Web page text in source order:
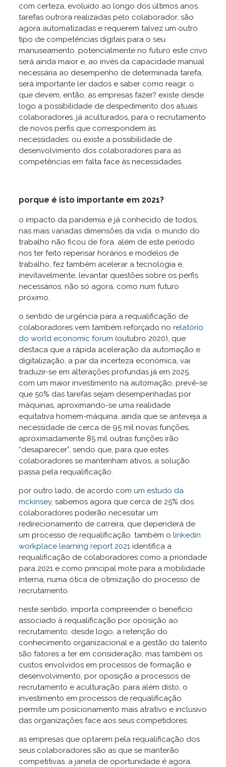
com certeza, evoluído ao longo dos últimos anos.
tarefas outrora realizadas pelo colaborador, são
agora automatizadas e requerem talvez um outro
tipo de competências digitais para o seu
manuseamento. potencialmente no futuro este crivo
será ainda maior e, ao invés da capacidade manual
necessária ao desempenho de determinada tarefa,
será importante ler dados e saber como reagir. o
que devem, então, as empresas fazer? existe desde
logo a possibilidade de despedimento dos atuais
colaboradores, já aculturados, para o recrutamento
de novos perfis que correspondem às
necessidades; ou existe a possibilidade de
desenvolvimento dos colaboradores para as
competências em falta face às necessidades.
porque é isto importante em 2021?
o impacto da pandemia é já conhecido de todos,
nas mais variadas dimensões da vida. o mundo do
trabalho não ficou de fora. além de este período
nos ter feito repensar horários e modelos de
trabalho, fez também acelerar a tecnologia e,
inevitavelmente, levantar questões sobre os perfis
necessários, não só agora, como num futuro
próximo.
o sentido de urgência para a requalificação de
colaboradores vem também reforçado no relatório
do world economic forum (outubro 2020), que
destaca que a rápida aceleração da automação e
digitalização, a par da incerteza económica, vai
traduzir-se em alterações profundas já em 2025.
com um maior investimento na automação, prevê-se
que 50% das tarefas sejam desempenhadas por
máquinas, aproximando-se uma realidade
equitativa homem-máquina. ainda que se anteveja a
necessidade de cerca de 95 mil novas funções,
aproximadamente 85 mil outras funções irão
“desaparecer”, sendo que, para que estes
colaboradores se mantenham ativos, a solução
passa pela requalificação.
por outro lado, de acordo com um estudo da
mckinsey, sabemos agora que cerca de 25% dos
colaboradores poderão necessitar um
redirecionamento de carreira, que dependerá de
um processo de requalificação. também o linkedin
workplace learning report 2021 identifica a
requalificação de colaboradores como a prioridade
para 2021 e como principal mote para a mobilidade
interna, numa ótica de otimização do processo de
recrutamento.
neste sentido, importa compreender o benefício
associado à requalificação por oposição ao
recrutamento. desde logo, a retenção do
conhecimento organizacional e a gestão do talento
são fatores a ter em consideração; mas também os
custos envolvidos em processos de formação e
desenvolvimento, por oposição a processos de
recrutamento e aculturação. para além disto, o
investimento em processos de requalificação
permite um posicionamento mais atrativo e inclusivo
das organizações face aos seus competidores.
as empresas que optarem pela requalificação dos
seus colaboradores são as que se manterão
competitivas. a janela de oportunidade é agora.